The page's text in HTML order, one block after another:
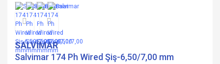
SALVİMAR
Salvimar 174 Ph Wired Şiş-6,50/7,00 mm